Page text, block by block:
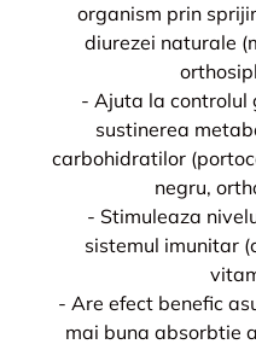
organism prin
diurezei naturale
- Ajuta la controlul
sustinerea
carbohidratilor
negru,
- Stimuleaza
sistemul imunitar
- Are efect benefic
mai buna absorbtie